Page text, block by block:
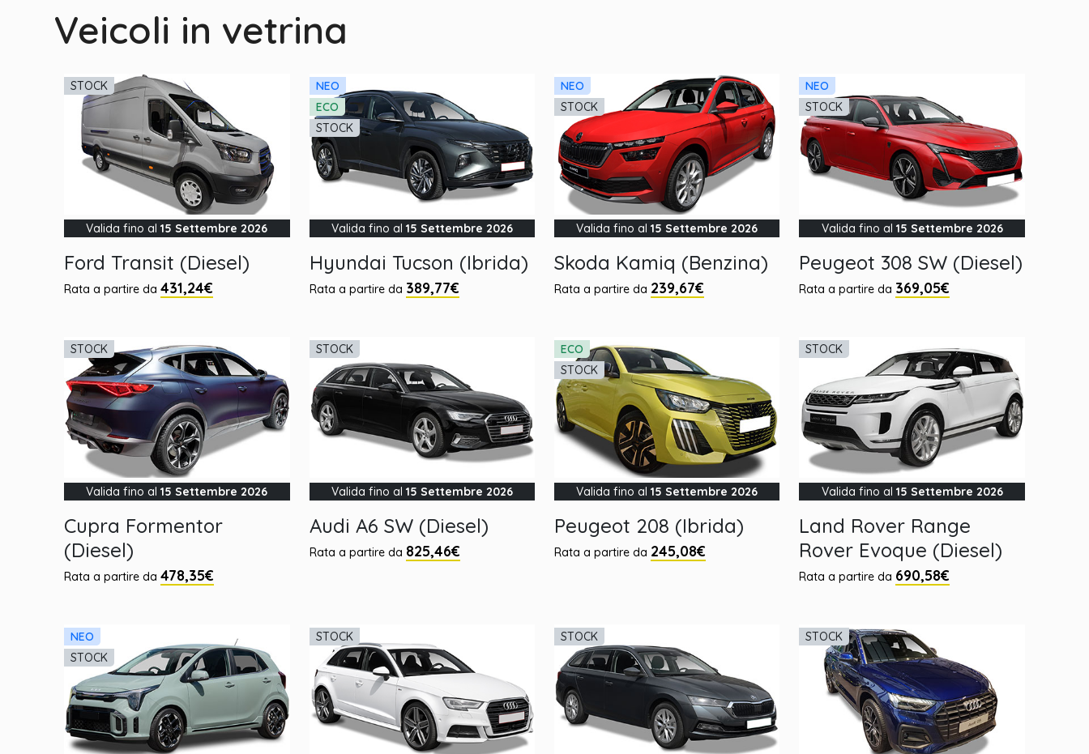
Veicoli in vetrina
STOCK
Valida fino al15 Settembre 2026
Ford Transit (Diesel)
Rata a partire da431,24€
NEO
ECO
STOCK
Valida fino al 15 Settembre 2026
Hyundai Tucson (Ibrida)
Rata a partire da 389,77€
NEO
STOCK
Valida fino al15 Settembre 2026
Skoda Kamiq (Benzina)
Rata a partire da 239,67€
NEO
STOCK
Valida fino al 15 Settembre 2026
Peugeot 308 SW (Diesel)
Rata a partire da 369,05€
STOCK
Valida fino al15 Settembre 2026
Cupra Formentor
(Diesel)
Rata a partire da478,35€
STOCK
Valida fino al 15 Settembre 2026
Audi A6 SW (Diesel)
Rata a partire da 825,46€
ECO
STOCK
Valida fino al15 Settembre 2026
Peugeot 208 (Ibrida)
Rata a partire da 245,08€
STOCK
Valida fino al 15 Settembre 2026
Land Rover Range
Rover Evoque (Diesel)
Rata a partire da 690,58€
NEO
STOCK
STOCK STOCK STOCK